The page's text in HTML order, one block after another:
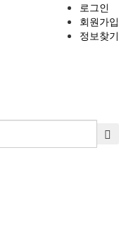
로그인
회원가입
정보찾기